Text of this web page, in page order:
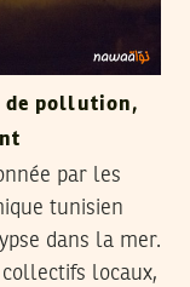
de pollution,
par les
tunisien
dans la mer.
locaux,